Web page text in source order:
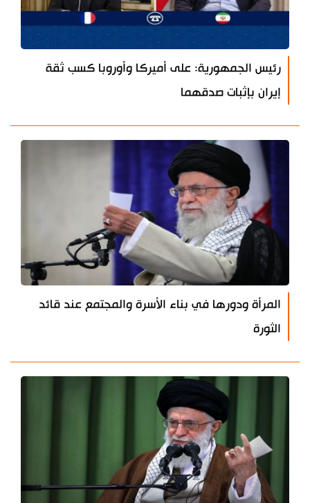
رئيس الجمهورية: على أميركا وأوروبا كسب ثقة
إيران بإثبات صدقهما
المرأة ودورها في بناء الأسرة والمجتمع عند قائد
الثورة